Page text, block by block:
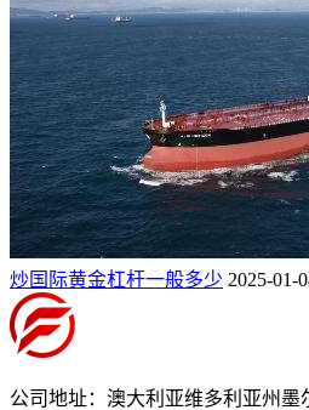
炒国际黄金杠杆一般多少 2025-01-
公司地址：澳大利亚维多利亚州墨